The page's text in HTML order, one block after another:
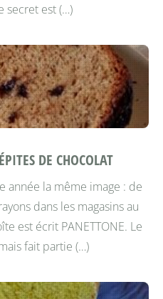
secret est (…)
DE CHOCOLAT
année la même image : de
dans les magasins au
est écrit PANETTONE. Le
fait partie (…)